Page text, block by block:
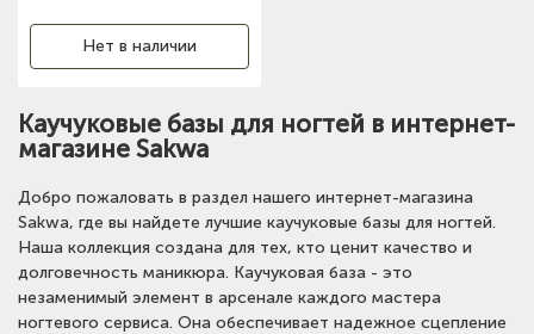
Нет в наличии
Каучуковые базы для ногтей в интернет-
магазине Sakwa
Добро пожаловать в раздел нашего интернет-магазина
Sakwa, где вы найдете лучшие каучуковые базы для ногтей.
Наша коллекция создана для тех, кто ценит качество и
долговечность маникюра. Каучуковая база - это
незаменимый элемент в арсенале каждого мастера
ногтевого сервиса. Она обеспечивает надежное сцепление